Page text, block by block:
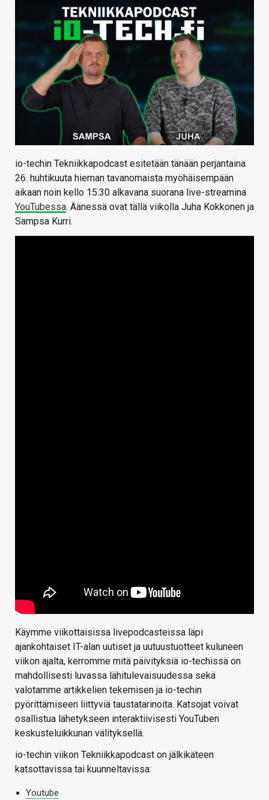
VAIHDA TEEMA
HAKU
io-techin Tekniikkapodcast esitetään tänään perjantaina
26. huhtikuuta hieman tavanomaista myöhäisempään
aikaan noin kello 15:30 alkavana suorana live-streamina
YouTubessa. Äänessä ovat tällä viikolla Juha Kokkonen ja
Sampsa Kurri.
Käymme viikottaisissa livepodcasteissa läpi
ajankohtaiset IT-alan uutiset ja uutuustuotteet kuluneen
viikon ajalta, kerromme mitä päivityksiä io-techissä on
mahdollisesti luvassa lähitulevaisuudessa sekä
valotamme artikkelien tekemisen ja io-techin
pyörittämiseen liittyviä taustatarinoita. Katsojat voivat
osallistua lähetykseen interaktiivisesti YouTuben
keskusteluikkunan välityksellä.
io-techin viikon Tekniikkapodcast on jälkikäteen
katsottavissa tai kuunneltavissa:
Youtube